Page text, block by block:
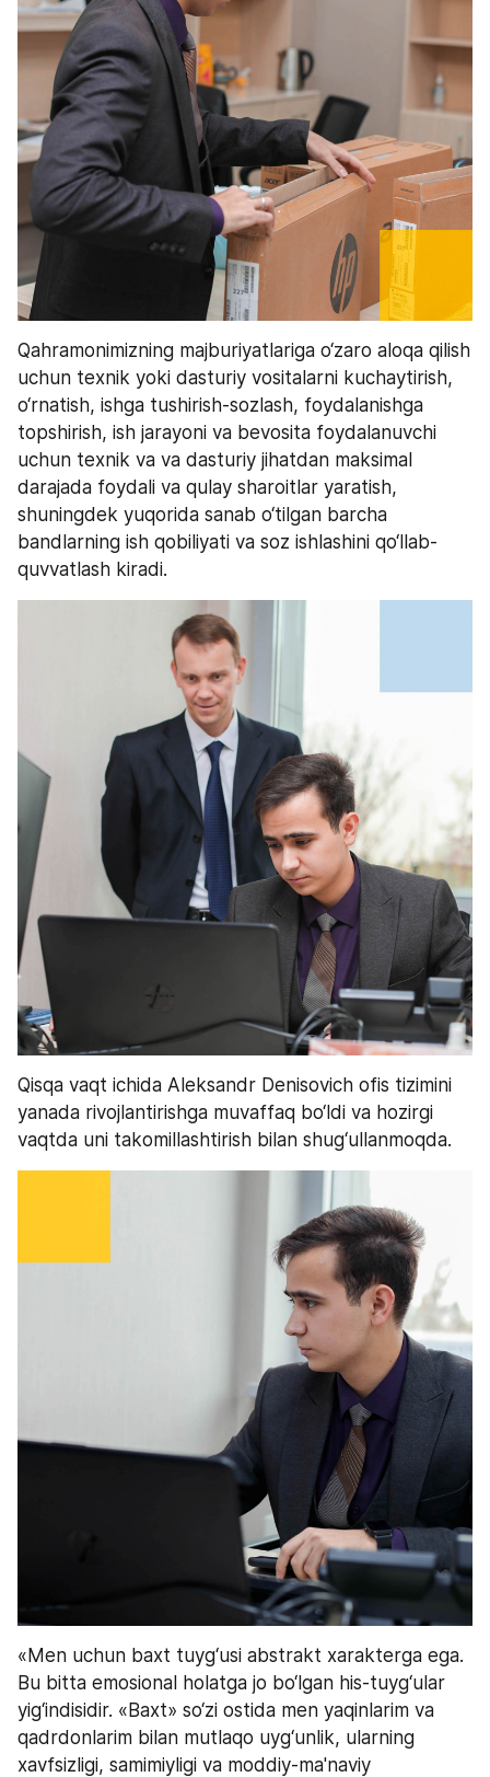
Qahramonimizning majburiyatlariga o‘zaro aloqa qilish
uchun texnik yoki dasturiy vositalarni kuchaytirish,
o‘rnatish, ishga tushirish-sozlash, foydalanishga
topshirish, ish jarayoni va bevosita foydalanuvchi
uchun texnik va va dasturiy jihatdan maksimal
darajada foydali va qulay sharoitlar yaratish,
shuningdek yuqorida sanab o‘tilgan barcha
bandlarning ish qobiliyati va soz ishlashini qo‘llab-
quvvatlash kiradi.
Qisqa vaqt ichida Aleksandr Denisovich ofis tizimini
yanada rivojlantirishga muvaffaq bo‘ldi va hozirgi
vaqtda uni takomillashtirish bilan shug‘ullanmoqda.
«Men uchun baxt tuyg‘usi abstrakt xarakterga ega.
Bu bitta emosional holatga jo bo‘lgan his-tuyg‘ular
yig‘indisidir. «Baxt» so‘zi ostida men yaqinlarim va
qadrdonlarim bilan mutlaqo uyg‘unlik, ularning
xavfsizligi, samimiyligi va moddiy-ma'naviy